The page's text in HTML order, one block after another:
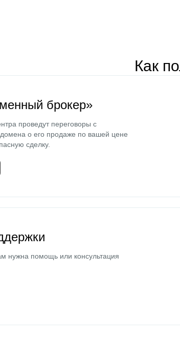
Как
брокер»
проведут переговоры с
о его продаже по вашей цене
сделку.
нужна помощь или консультация